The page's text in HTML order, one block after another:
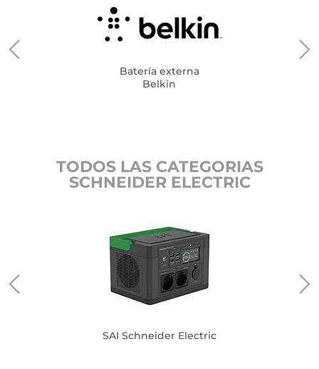
Batería externa
Belkin
TODOS LAS CATEGORIAS
SCHNEIDER ELECTRIC
SAI Schneider Electric